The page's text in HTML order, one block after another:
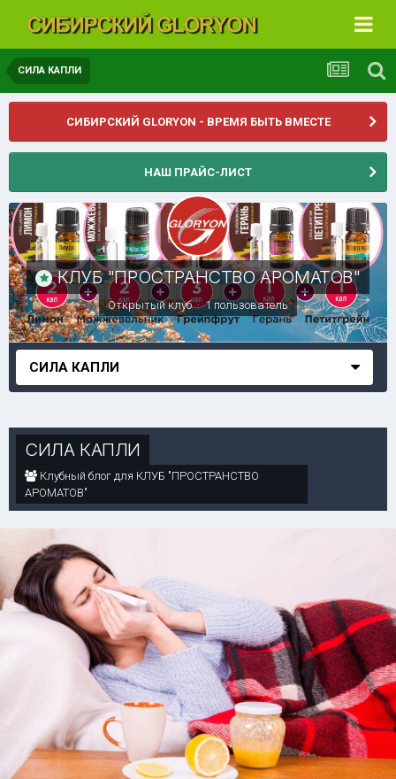
СИЛА КАПЛИ
СИБИРСКИЙ GLORYON - ВРЕМЯ БЫТЬ ВМЕСТЕ
НАШ ПРАЙС-ЛИСТ
КЛУБ "ПРОСТРАНСТВО АРОМАТОВ"
Открытый клуб · 1 пользователь
СИЛА КАПЛИ
СИЛА КАПЛИ
Клубный блог для КЛУБ "ПРОСТРАНСТВО
АРОМАТОВ"